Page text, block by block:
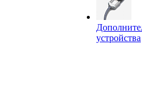
устройства